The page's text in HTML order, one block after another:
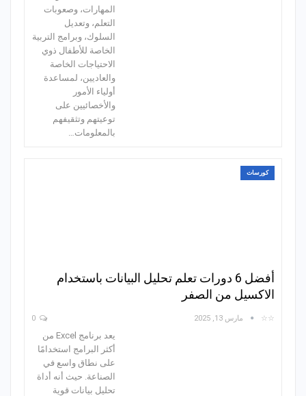
المهارات، وصعوبات
التعلم، وتعديل
السلوك، وبرامج التربية
الخاصة للأطفال ذوي
الاحتياجات الخاصة
والعاديين، لمساعدة
أولياء الأمور
والأخصائيين على
توعيتهم وتثقيفهم
بالمعلومات…
كورسات
أفضل 6 دورات تعلم تحليل البيانات باستخدام
الاكسيل من الصفر
☆☆ مارس 13, 2025
يعد برنامج Excel من
أكثر البرامج استخدامًا
على نطاق واسع في
الصناعة. حيث أنه أداة
تحليل بيانات قوية